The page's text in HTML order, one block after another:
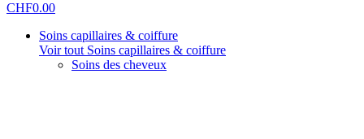
CHF0.00
Soins capillaires & coiffure
Voir tout Soins capillaires & coiffure
Soins des cheveux